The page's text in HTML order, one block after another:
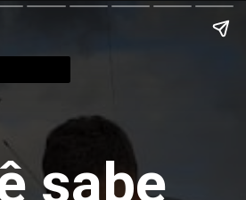
sabe